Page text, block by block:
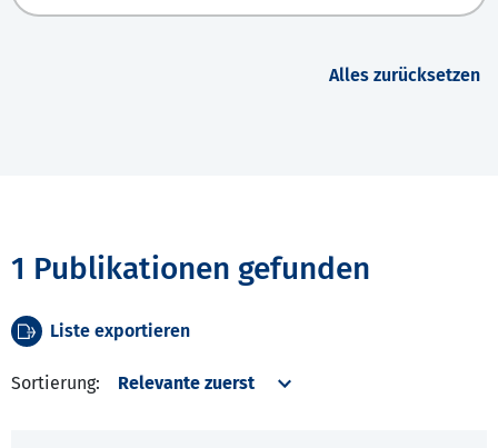
Alles zurücksetzen
1 Publikationen gefunden
Liste exportieren
Sortierung: